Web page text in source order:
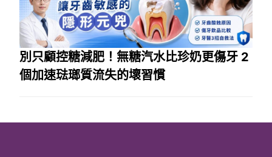
別只顧控糖減肥！無糖汽水比珍奶更傷牙 2
個加速琺瑯質流失的壞習慣